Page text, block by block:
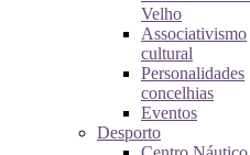
Velho
Associativismo
cultural
Personalidades
concelhias
Eventos
Desporto